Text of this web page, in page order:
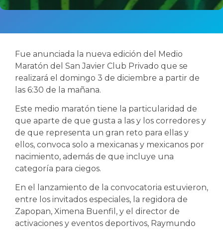
Fue anunciada la nueva edición del Medio
Maratón del San Javier Club Privado que se
realizará el domingo 3 de diciembre a partir de
las 6:30 de la mañana.
Este medio maratón tiene la particularidad de
que aparte de que gusta a las y los corredores y
de que representa un gran reto para ellas y
ellos, convoca solo a mexicanas y mexicanos por
nacimiento, además de que incluye una
categoría para ciegos.
En el lanzamiento de la convocatoria estuvieron,
entre los invitados especiales, la regidora de
Zapopan, Ximena Buenfil, y el director de
activaciones y eventos deportivos, Raymundo